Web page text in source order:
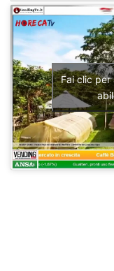
Fai clic